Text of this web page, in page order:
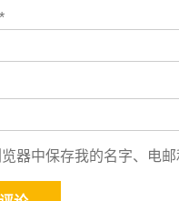
*
器中保存我的名字、电邮